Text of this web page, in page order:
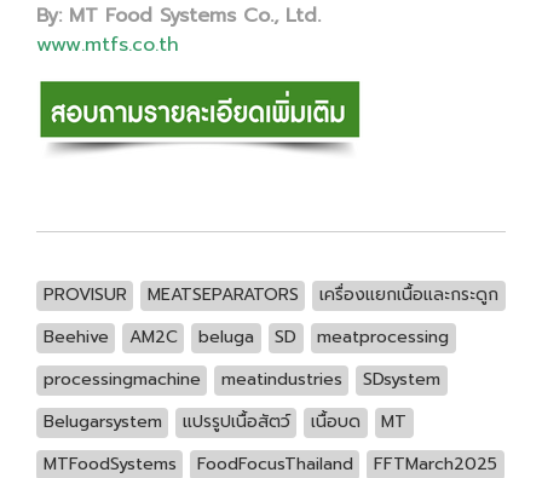
By: MT Food Systems Co., Ltd.
www.mtfs.co.th
PROVISUR MEATSEPARATORS
เครื่องแยกเนื้อและกระดูก
Beehive
AM2C beluga SD
meatprocessing
processingmachine
meatindustries
SDsystem
Belugarsystem
แปรรูปเนื้อสัตว์ เนื้อบด
MT
MTFoodSystems
FoodFocusThailand FFTMarch2025